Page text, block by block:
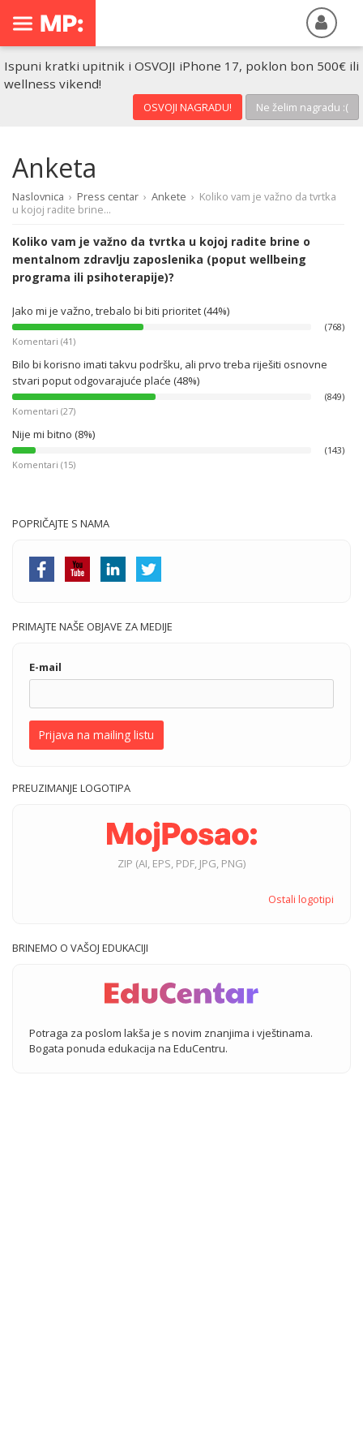
Ispuni kratki upitnik i OSVOJI iPhone 17, poklon bon 500€ ili
wellness vikend!
OSVOJI NAGRADU! Ne želim nagradu :(
Anketa
Naslovnica › Press centar › Ankete › Koliko vam je važno da tvrtka
u kojoj radite brine...
Koliko vam je važno da tvrtka u kojoj radite brine o
mentalnom zdravlju zaposlenika (poput wellbeing
programa ili psihoterapije)?
Jako mi je važno, trebalo bi biti prioritet (44%)
(768)
Komentari (41)
Bilo bi korisno imati takvu podršku, ali prvo treba riješiti osnovne
stvari poput odgovarajuće plaće (48%)
(849)
Komentari (27)
Nije mi bitno (8%)
(143)
Komentari (15)
POPRIČAJTE S NAMA
PRIMAJTE NAŠE OBJAVE ZA MEDIJE
E-mail
Prijava na mailing listu
PREUZIMANJE LOGOTIPA
ZIP (AI, EPS, PDF, JPG, PNG)
Ostali logotipi
BRINEMO O VAŠOJ EDUKACIJI
Potraga za poslom lakša je s novim znanjima i vještinama.
Bogata ponuda edukacija na EduCentru.